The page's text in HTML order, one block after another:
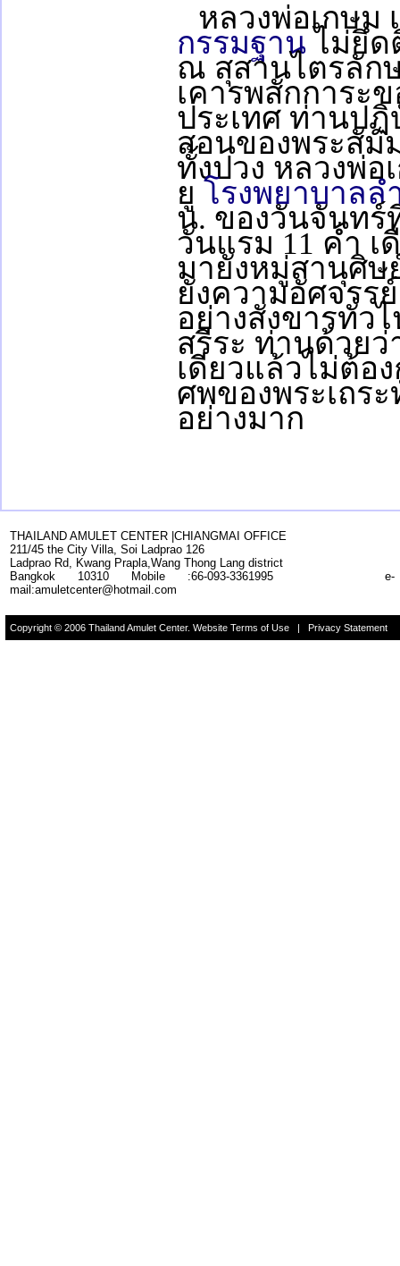
หลวงพ่อเกษม
กรรมฐาน ไม่ยึด
ณ สุสานไตรลัก
เคารพสักการะ
ประเทศ ท่านป
สอนของพระสัม
ทั้งปวง หลวงพ่
ยู โรงพยาบาลล
น. ของวันจันท
วันแรม 11 ค่ำ เ
มายังหมู่สานุศิษ
ยังความอัศจรร
อย่างสังขารทั่ว
สรีระ ท่านด้วย
เดียวแล้วไม่ต้อ
ศพของพระเถร
อย่างมาก
THAILAND AMULET CENTER |CHIANGMAI OFFICE
211/45 the City Villa, Soi Ladprao 126
Ladprao Rd, Kwang Prapla,Wang Thong Lang district
Bangkok 10310
Mobile :66-093-3361995
e-
mail:amuletcenter@hotmail.com
Copyright © 2006 Thailand Amulet Center. Website Terms of Use | Privacy Statement